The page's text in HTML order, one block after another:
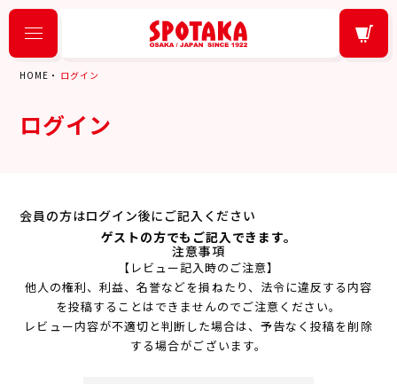
HOME ログイン
ログイン
会員の方はログイン後にご記入ください
ゲストの方でもご記入できます。
注意事項
【レビュー記入時のご注意】
他人の権利、利益、名誉などを損ねたり、法令に違反する内容
を投稿することはできませんのでご注意ください。
レビュー内容が不適切と判断した場合は、予告なく投稿を削除
する場合がございます。